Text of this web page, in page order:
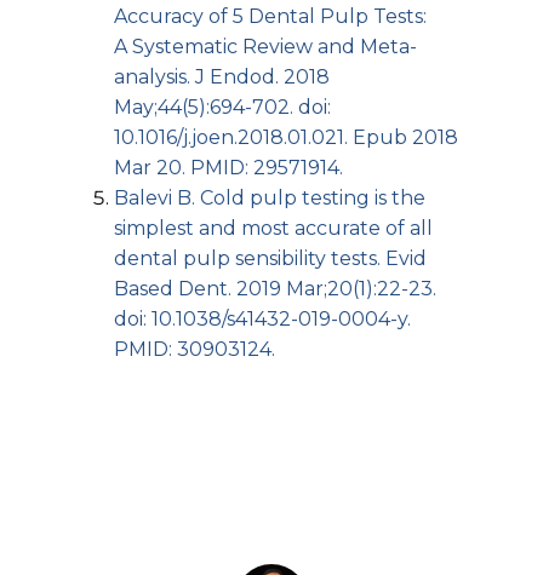
Accuracy of 5 Dental Pulp Tests:
A Systematic Review and Meta-
analysis. J Endod. 2018
May;44(5):694-702. doi:
10.1016/j.joen.2018.01.021. Epub 2018
Mar 20. PMID: 29571914.
Balevi B. Cold pulp testing is the
simplest and most accurate of all
dental pulp sensibility tests. Evid
Based Dent. 2019 Mar;20(1):22-23.
doi: 10.1038/s41432-019-0004-y.
PMID: 30903124.